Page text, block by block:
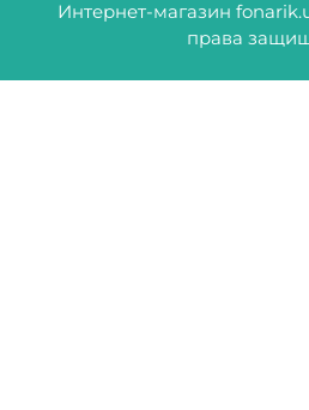
Интернет-магазин
права